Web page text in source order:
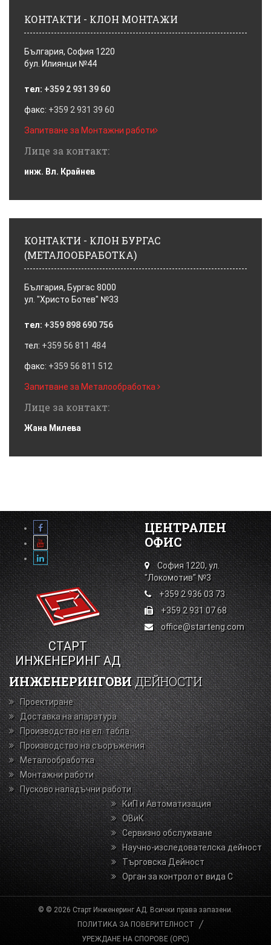
КОНТАКТИ - КЛОН МОНТАЖИ
България, София 1220
бул. Илиянци №44
тел: +359 2 931 39 60
факс: +359 2 931 39 60
Запитване за Монтажни работи
Лице за контакт:
инж. Вл. Крайнев
КОНТАКТИ - КЛОН БУРГАС
(МЕТАЛООБРАБОТКА)
България, Бургас 8000
ул. "Христо Ботев" №33
тел: +359 898 690 756
тел: +359 56 811 484
факс: +359 56 811 512
Запитване за Металообработка
Лице за контакт:
Жана Милева
СТАРТ
ИНЖЕНЕРИНГ АД
ЦЕНТРАЛЕН
ОФИС
София 1220, ул.
"Локомотив" №3
+359 2 936 03 73
+359 2 931 07 68
office@starteng.com
ИНЖЕНЕРИНГОВИДЕЙНОСТИ
Проектиране
Доставка на апаратура
Производство на ел. табла
Производство на съоръжения
Металообработка
Монтажни работи
Пусково наладъчни работи
КиП и Автоматизация
ОВиК
Сервизно обслужване
Научно-изследователска дейност
Търговска Дейност
Орган за контрол от вида С
© © 2026 Старт Инженеринг АД. Всички права запазени.
ПОЛИТИКА ЗА ПОВЕРИТЕЛНОСТ
УРЕЖДАНЕ НА СПОРОВЕ (ОРС)